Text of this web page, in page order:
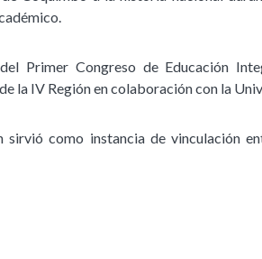
Primer Congreso de Educación
la IV Región en colaboración con la
como instancia de vinculación